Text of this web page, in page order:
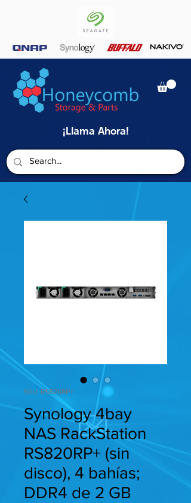
¡Llama Ahora!
SKU: RS820RP+
Synology 4bay
NAS RackStation
RS820RP+ (sin
disco), 4 bahías;
DDR4 de 2 GB